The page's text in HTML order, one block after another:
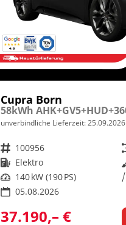
Cupra Born
unverbindliche Lieferzeit:25.09.2026
Fahrzeugnr. 100956
Kraftstoff Elektro
Leistung 140 kW (190 PS)
05.08.2026
37.190,– €